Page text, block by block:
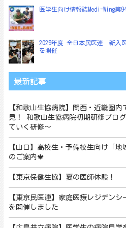
医学生向け情報誌Medi-Wing第
2025年度 全日本民医連 新入
を開催
最新記事
【和歌山生協病院】関西・近畿圏
見！ 和歌山生協病院初期研修プロ
ていく研修～
【山口】高校生・予備校生向け「地
のご案内🍁
【東京保健生協】夏の医師体験！
【東京民医連】家庭医療レジデン
を開催しました